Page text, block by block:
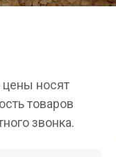
носят
товаров
звонка.